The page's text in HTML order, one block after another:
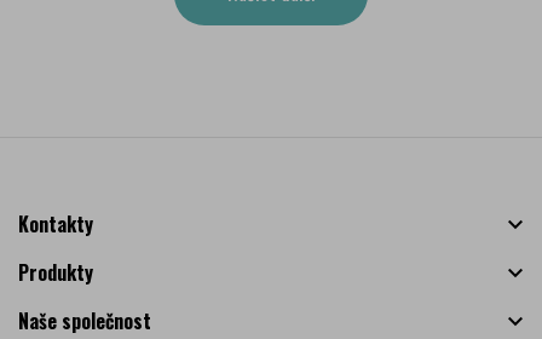
Kontakty

Produkty

Naše společnost
